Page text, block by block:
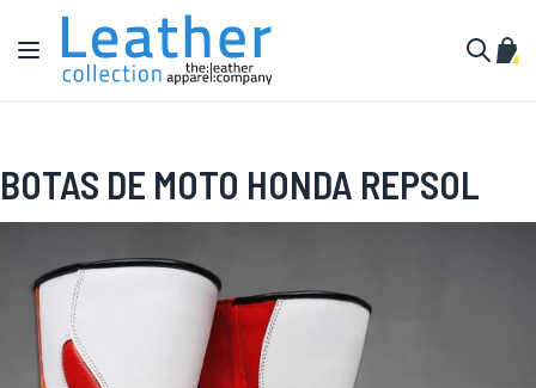
Pular para o conteúdo
Alternar Nav
BOTAS DE MOTO HONDA REPSOL